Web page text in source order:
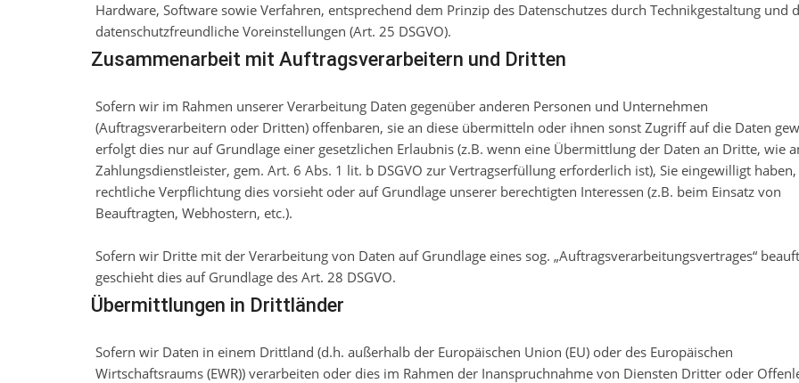
Hardware, Software sowie Verfahren, entsprechend dem Prinzip des Datenschutzes durch Technikgestaltung und
datenschutzfreundliche Voreinstellungen (Art. 25 DSGVO).
Zusammenarbeit mit Auftragsverarbeitern und Dritten
Sofern wir im Rahmen unserer Verarbeitung Daten gegenüber anderen Personen und Unternehmen
(Auftragsverarbeitern oder Dritten) offenbaren, sie an diese übermitteln oder ihnen sonst Zugriff auf die Daten
erfolgt dies nur auf Grundlage einer gesetzlichen Erlaubnis (z.B. wenn eine Übermittlung der Daten an Dritte, wie
Zahlungsdienstleister, gem. Art. 6 Abs. 1 lit. b DSGVO zur Vertragserfüllung erforderlich ist), Sie eingewilligt
rechtliche Verpflichtung dies vorsieht oder auf Grundlage unserer berechtigten Interessen (z.B. beim Einsatz von
Beauftragten, Webhostern, etc.).
Sofern wir Dritte mit der Verarbeitung von Daten auf Grundlage eines sog. „Auftragsverarbeitungsvertrages“
geschieht dies auf Grundlage des Art. 28 DSGVO.
Übermittlungen in Drittländer
Sofern wir Daten in einem Drittland (d.h. außerhalb der Europäischen Union (EU) oder des Europäischen
Wirtschaftsraums (EWR)) verarbeiten oder dies im Rahmen der Inanspruchnahme von Diensten Dritter oder